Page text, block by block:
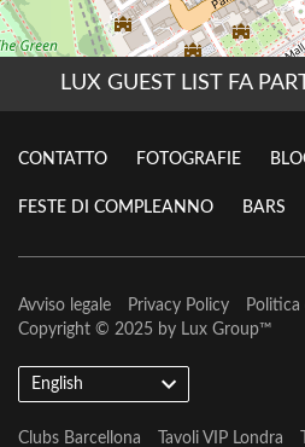
LUX GUEST LIST FA
CONTATTO FOTOGRAFIE
FESTE DI COMPLEANNO BARS
Avviso legale Privacy Policy
Politica
Copyright © 2025 by Lux Group™
English
Clubs Barcellona Tavoli VIP Londra